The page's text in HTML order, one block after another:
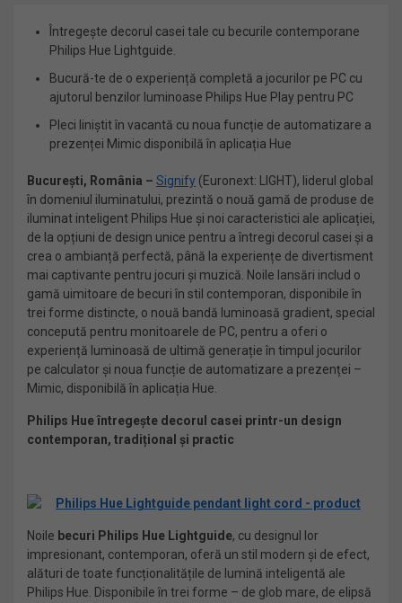
Întregește decorul casei tale cu becurile contemporane
Philips Hue Lightguide.
Bucură-te de o experiență completă a jocurilor pe PC cu
ajutorul benzilor luminoase Philips Hue Play pentru PC
Pleci liniștit în vacantă cu noua funcție de automatizare a
prezenței Mimic disponibilă în aplicația Hue
București, România – Signify (Euronext: LIGHT), liderul global
în domeniul iluminatului, prezintă o nouă gamă de produse de
iluminat inteligent Philips Hue și noi caracteristici ale aplicației,
de la opțiuni de design unice pentru a întregi decorul casei și a
crea o ambianță perfectă, până la experiențe de divertisment
mai captivante pentru jocuri și muzică. Noile lansări includ o
gamă uimitoare de becuri în stil contemporan, disponibile în
trei forme distincte, o nouă bandă luminoasă gradient, special
concepută pentru monitoarele de PC, pentru a oferi o
experiență luminoasă de ultimă generație în timpul jocurilor
pe calculator și noua funcție de automatizare a prezenței –
Mimic, disponibilă în aplicația Hue.
Philips Hue întregește decorul casei printr-un design
contemporan, tradițional și practic
Noile becuri Philips Hue Lightguide, cu designul lor
impresionant, contemporan, oferă un stil modern și de efect,
alături de toate funcționalitățile de lumină inteligentă ale
Philips Hue. Disponibile în trei forme – de glob mare, de elipsă